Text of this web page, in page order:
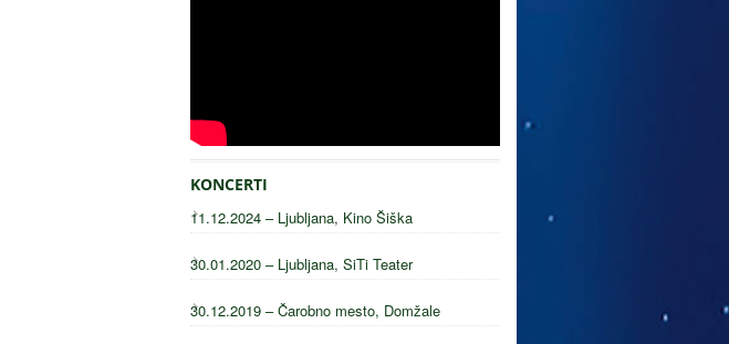
KONCERTI
11.12.2024 – Ljubljana, Kino Šiška
30.01.2020 – Ljubljana, SiTi Teater
30.12.2019 – Čarobno mesto, Domžale